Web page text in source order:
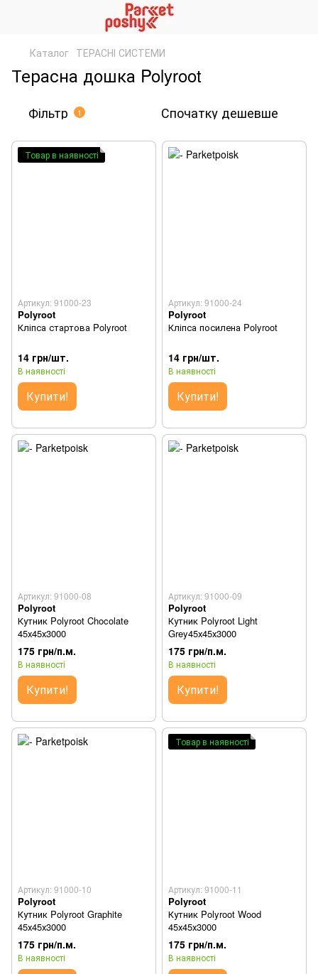
Каталог ТЕРАСНІ СИСТЕМИ
Терасна дошка Polyroot
Фільтр 1 Спочатку дешевше
Товар в наявності
Артикул: 91000-23
Polyroot
Кліпса стартова Polyroot
14 грн/шт.
В наявності
Купити!
Артикул: 91000-24
Polyroot
Кліпса посилена Polyroot
14 грн/шт.
В наявності
Купити!
Артикул: 91000-08
Polyroot
Кутник Polyroot Chocolate
45х45х3000
175 грн/п.м.
В наявності
Купити!
Артикул: 91000-09
Polyroot
Кутник Polyroot Light
Grey45х45х3000
175 грн/п.м.
В наявності
Купити!
Артикул: 91000-10
Polyroot
Кутник Polyroot Graphite
45х45х3000
175 грн/п.м.
В наявності
Товар в наявності
Артикул: 91000-11
Polyroot
Кутник Polyroot Wood
45х45х3000
175 грн/п.м.
В наявності